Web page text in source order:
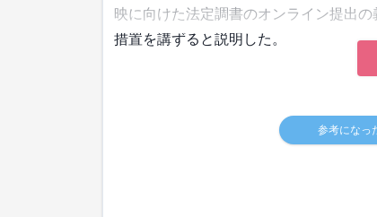
映に向けた法定調書のオンライン提出
措置を講ずると説明した。
参考になっ